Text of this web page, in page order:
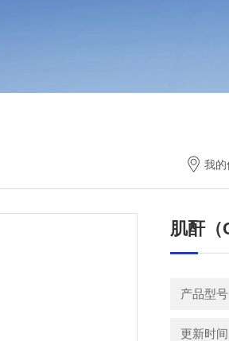
我的
肌酐（
产品型号
更新时